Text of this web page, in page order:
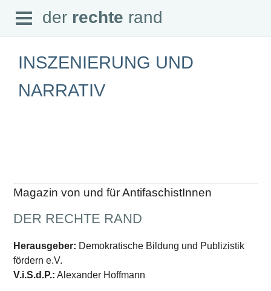
der rechte rand
Abonnement
Downloads
Datenschutz
SCHWERPUNKTE
Schwerpunkte Übersicht
Schwerpunkt AFD-Verbot
Open
Menu
der rechte rand
INSZENIERUNG UND
NARRATIV
Magazin von und für AntifaschistInnen
DER RECHTE RAND
Herausgeber: Demokratische Bildung und Publizistik
fördern e.V.
V.i.S.d.P.: Alexander Hoffmann